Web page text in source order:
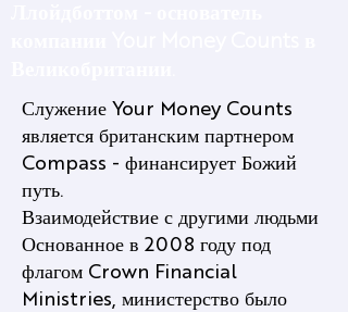
Служение Your Money Counts
является британским партнером
Compass - финансирует Божий
путь.
Взаимодействие с другими людьми
Основанное в 2008 году под
флагом Crown Financial
Ministries, министерство было